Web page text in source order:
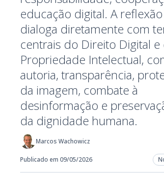
educação digital. A reflexão
dialoga diretamente com
centrais do Direito Digital e
Propriedade Intelectual,
autoria, transparência,
da imagem, combate à
desinformação e
da dignidade humana.
Marcos Wachowicz
Publicado em 09/05/2026